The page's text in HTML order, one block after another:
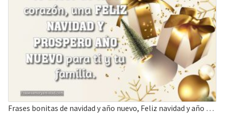
Frases bonitas de navidad y año nuevo, Feliz navidad y año nuevo para ti y tu familia.